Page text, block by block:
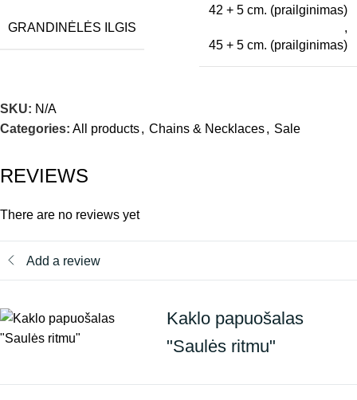
GRANDINĖLĖS ILGIS
42 + 5 cm. (prailginimas)
,
45 + 5 cm. (prailginimas)
SKU: N/A
Categories: All products, Chains & Necklaces, Sale
REVIEWS
There are no reviews yet
Add a review
Kaklo papuošalas
"Saulės ritmu"